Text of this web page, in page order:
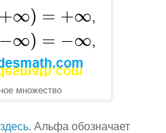
множество
здесь. Альфа обозначает